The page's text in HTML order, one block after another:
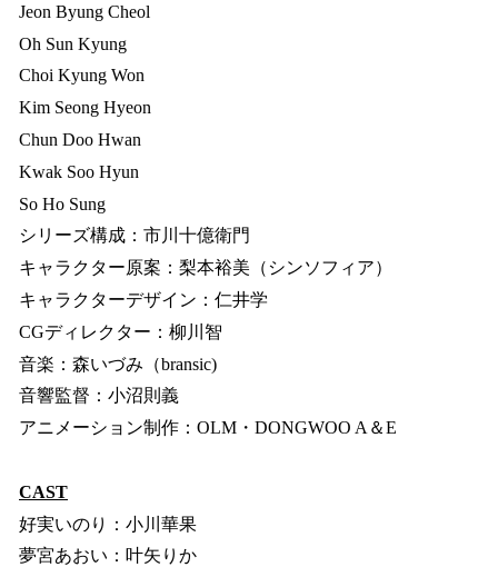
Jeon Byung Cheol
Oh Sun Kyung
Choi Kyung Won
Kim Seong Hyeon
Chun Doo Hwan
Kwak Soo Hyun
So Ho Sung
シリーズ構成：市川十億衛門
キャラクター原案：梨本裕美（シンソフィア）
キャラクターデザイン：仁井学
CGディレクター：柳川智
音楽：森いづみ（bransic)
音響監督：小沼則義
アニメーション制作：OLM・DONGWOO A＆E
CAST
好実いのり：小川華果
夢宮あおい：叶矢りか